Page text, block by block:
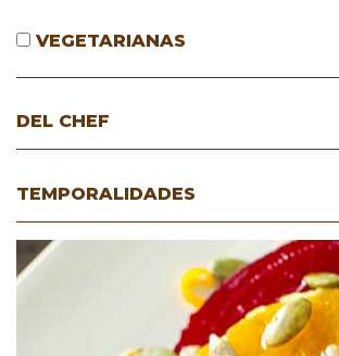
VEGETARIANAS
DEL CHEF
TEMPORALIDADES